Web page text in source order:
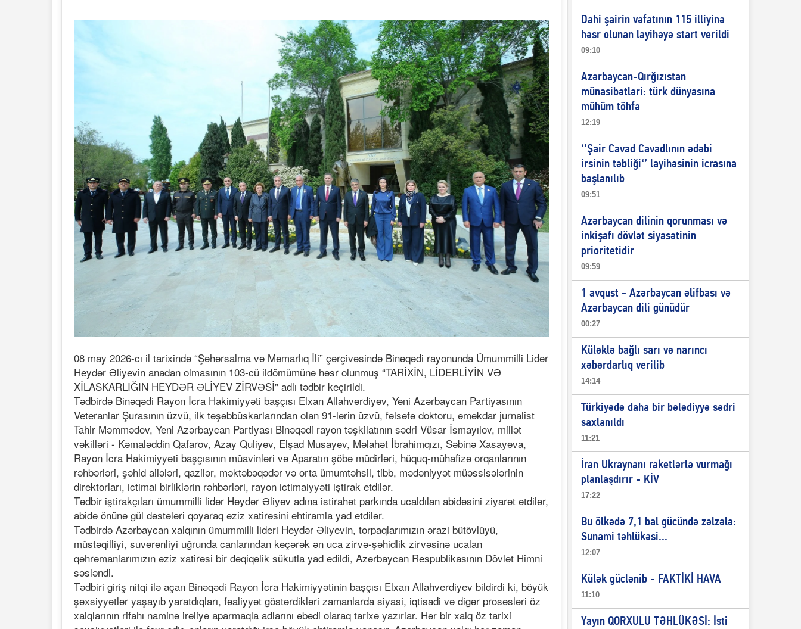
08 may 2026-cı il tarixində “Şəhərsalma və Memarlıq İli” çərçivəsində Binəqədi rayonunda Ümummilli Lider
Heydər Əliyevin anadan olmasının 103-cü ildömümünə həsr olunmuş “TARİXİN, LİDERLİYİN VƏ
XİLASKARLIĞIN HEYDƏR ƏLİYEV ZİRVƏSİ" adlı tədbir keçirildi.
Tədbirdə Binəqədi Rayon İcra Hakimiyyəti başçısı Elxan Allahverdiyev, Yeni Azərbaycan Partiyasının
Veteranlar Şurasının üzvü, ilk təşəbbüskarlarından olan 91-lərin üzvü, fəlsəfə doktoru, əməkdar jurnalist
Tahir Məmmədov, Yeni Azərbaycan Partiyası Binəqədi rayon təşkilatının sədri Vüsar İsmayılov, millət
vəkilləri - Kəmaləddin Qafarov, Azay Quliyev, Elşad Musayev, Məlahət İbrahimqızı, Səbinə Xasayeva,
Rayon İcra Hakimiyyəti başçısının müavinləri və Aparatın şöbə müdirləri, hüquq-mühafizə orqanlarının
rəhbərləri, şəhid ailələri, qazilər, məktəbəqədər və orta ümumtəhsil, tibb, mədəniyyət müəssisələrinin
direktorları, ictimai birliklərin rəhbərləri, rayon ictimaiyyəti iştirak etdilər.
Tədbir iştirakçıları ümummilli lider Heydər Əliyev adına istirahət parkında ucaldılan abidəsini ziyarət etdilər,
abidə önünə gül dəstələri qoyaraq əziz xatirəsini ehtiramla yad etdilər.
Tədbirdə Azərbaycan xalqının ümummilli lideri Heydər Əliyevin, torpaqlarımızın ərazi bütövlüyü,
müstəqilliyi, suverenliyi uğrunda canlarından keçərək ən uca zirvə-şəhidlik zirvəsinə ucalan
qəhrəmanlarımızın əziz xatirəsi bir dəqiqəlik sükutla yad edildi, Azərbaycan Respublikasının Dövlət Himni
səsləndi.
Tədbiri giriş nitqi ilə açan Binəqədi Rayon İcra Hakimiyyətinin başçısı Elxan Allahverdiyev bildirdi ki, böyük
şəxsiyyətlər yaşayıb yaratdıqları, fəaliyyət göstərdikləri zamanlarda siyasi, iqtisadi və digər prosesləri öz
xalqlarının rifahı naminə irəliyə aparmaqla adlarını əbədi olaraq tarixə yazırlar. Hər bir xalq öz tarixi
Dahi şairin vəfatının 115 illiyinə
həsr olunan layihəyə start verildi
09:10
Azərbaycan-Qırğızıstan
münasibətləri: türk dünyasına
mühüm töhfə
12:19
‘’Şair Cavad Cavadlının ədəbi
irsinin təbliği‘’ layihəsinin icrasına
başlanılıb
09:51
Azərbaycan dilinin qorunması və
inkişafı dövlət siyasətinin
prioritetidir
09:59
1 avqust - Azərbaycan əlifbası və
Azərbaycan dili günüdür
00:27
Küləklə bağlı sarı və narıncı
xəbərdarlıq verilib
14:14
Türkiyədə daha bir bələdiyyə sədri
saxlanıldı
11:21
İran Ukraynanı raketlərlə vurmağı
planlaşdırır - KİV
17:22
Bu ölkədə 7,1 bal gücündə zəlzələ:
Sunami təhlükəsi...
12:07
Külək güclənib - FAKTİKİ HAVA
11:10
Yayın QORXULU TƏHLÜKƏSİ: İsti